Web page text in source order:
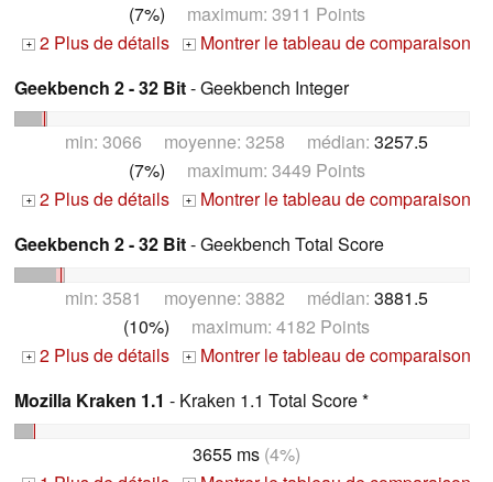
(7%) maximum: 3911 Points
+ 2 Plus de détails + Montrer le tableau de comparaison
Geekbench 2 - 32 Bit- Geekbench Integer
min: 3066 moyenne: 3258 médian: 3257.5
(7%) maximum: 3449 Points
+ 2 Plus de détails + Montrer le tableau de comparaison
Geekbench 2 - 32 Bit- Geekbench Total Score
min: 3581 moyenne: 3882 médian: 3881.5
(10%) maximum: 4182 Points
+ 2 Plus de détails + Montrer le tableau de comparaison
Mozilla Kraken 1.1 - Kraken 1.1 Total Score *
3655 ms (4%)